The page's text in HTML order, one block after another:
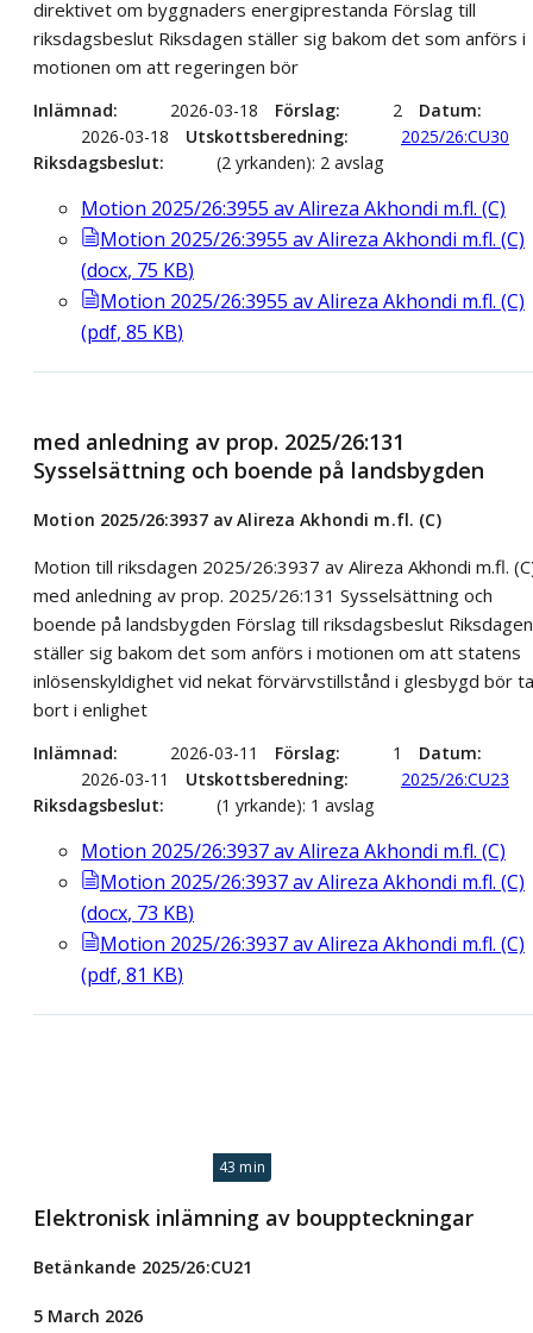
direktivet om byggnaders energiprestanda Förslag till
riksdagsbeslut Riksdagen ställer sig bakom det som anförs i
motionen om att regeringen bör
Inlämnad 2026-03-18 Förslag 2
Datum
2026-03-18
Utskottsberedning
2025/26:CU30
Riksdagsbeslut
(2 yrkanden): 2 avslag
Motion 2025/26:3955 av Alireza Akhondi m.fl. (C)
Motion 2025/26:3955 av Alireza Akhondi m.fl. (C)
(docx, 75 KB)
Motion 2025/26:3955 av Alireza Akhondi m.fl. (C)
(pdf, 85 KB)
med anledning av prop. 2025/26:131
Sysselsättning och boende på landsbygden
Motion 2025/26:3937 av Alireza Akhondi m.fl. (C)
Motion till riksdagen 2025/26:3937 av Alireza Akhondi m.fl.
med anledning av prop. 2025/26:131 Sysselsättning och
boende på landsbygden Förslag till riksdagsbeslut Riksdagen
ställer sig bakom det som anförs i motionen om att statens
inlösenskyldighet vid nekat förvärvstillstånd i glesbygd bör
bort i enlighet
Inlämnad 2026-03-11 Förslag 1
Datum
2026-03-11
Utskottsberedning
2025/26:CU23
Riksdagsbeslut
(1 yrkande): 1 avslag
Motion 2025/26:3937 av Alireza Akhondi m.fl. (C)
Motion 2025/26:3937 av Alireza Akhondi m.fl. (C)
(docx, 73 KB)
Motion 2025/26:3937 av Alireza Akhondi m.fl. (C)
(pdf, 81 KB)
43 min
Elektronisk inlämning av bouppteckningar
Betänkande 2025/26:CU21
5 March 2026